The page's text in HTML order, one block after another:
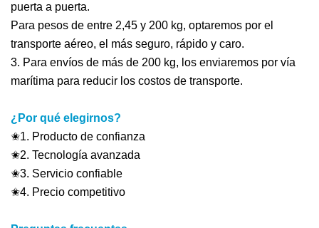
puerta a puerta.
Para pesos de entre 2,45 y 200 kg, optaremos por el
transporte aéreo, el más seguro, rápido y caro.
3. Para envíos de más de 200 kg, los enviaremos por vía
marítima para reducir los costos de transporte.
¿Por qué elegirnos?
✬1. Producto de confianza
✬2. Tecnología avanzada
✬3. Servicio confiable
✬4. Precio competitivo